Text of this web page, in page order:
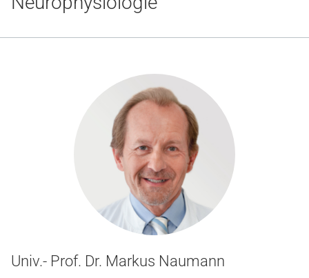
Notaufnahme
Anreise
Univ.- Prof. Dr. Markus Naumann